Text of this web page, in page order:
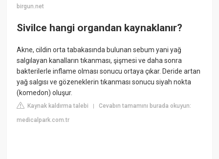
birgun.net
Sivilce hangi organdan kaynaklanır?
Akne, cildin orta tabakasında bulunan sebum yani yağ
salgılayan kanalların tıkanması, şişmesi ve daha sonra
bakterilerle inflame olması sonucu ortaya çıkar. Deride artan
yağ salgısı ve gözeneklerin tıkanması sonucu siyah nokta
(komedon) oluşur.
Kaynak kaldırma talebi |Cevabın tamamını burada okuyun:
medicalpark.com.tr